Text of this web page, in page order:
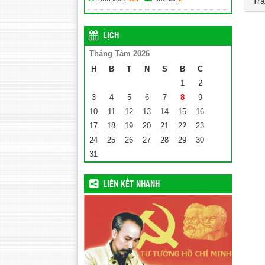
LỊCH
Tháng Tám 2026
H
B T N S B
C
1
2
3
4 5 6 7 8
9
10
11 12 13 14 15
16
17
18 19 20 21 22
23
24
25 26 27 28 29
30
31
LIÊN KẾT NHANH